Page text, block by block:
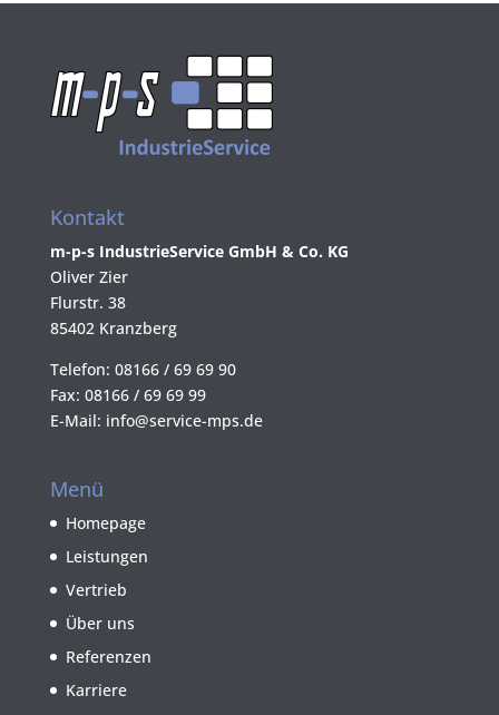
Kontakt
m-p-s IndustrieService GmbH & Co. KG
Oliver Zier
Flurstr. 38
85402 Kranzberg
Telefon: 08166 / 69 69 90
Fax: 08166 / 69 69 99
E-Mail: info@service-mps.de
Menü
Homepage
Leistungen
Vertrieb
Über uns
Referenzen
Karriere